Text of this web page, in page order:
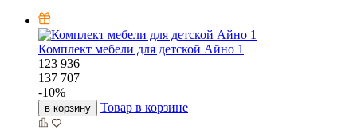
Комплект мебели для детской Айно 1
123 936
137 707
-10%
в корзину Товар в корзине